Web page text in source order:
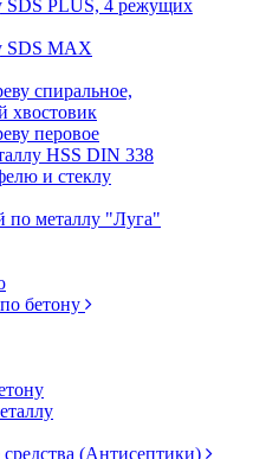
SDS PLUS, 4 режущих
SDS MAX
спиральное,
хвостовик
перовое
HSS DIN 338
и стеклу
по металлу "Луга"
бетону
(Антисептики)